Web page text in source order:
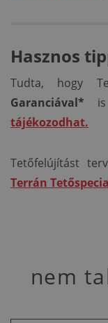
Hasznos
Tudta, hogy
Garanciával* is
tájékozodhat.
Tetőfelújítást
Terrán
nem